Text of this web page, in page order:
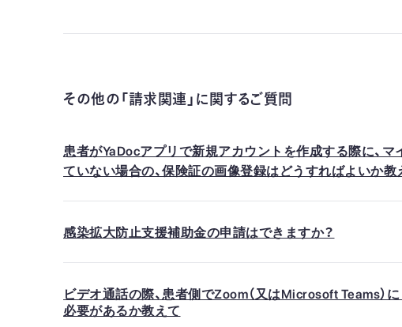
その他の「請求関連」に関するご質問
患者がYaDocアプリで新規アカウントを作成する際に、マ
ていない場合の、保険証の画像登録はどうすればよいか教
感染拡大防止支援補助金の申請はできますか？
ビデオ通話の際、患者側でZoom（又はMicrosoft Teams）
必要があるか教えて